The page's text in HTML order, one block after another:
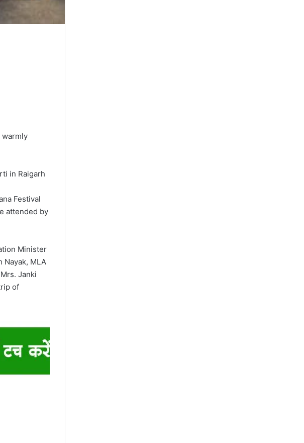
warmly
in Raigarh
Festival
attended by
Minister
Nayak, MLA
Janki
of